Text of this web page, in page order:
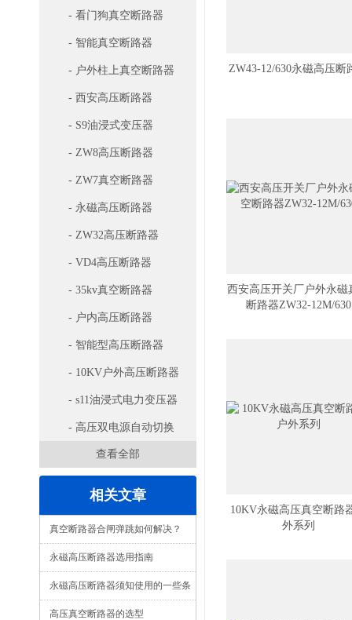
- 看门狗真空断路器
- 智能真空断路器
- 户外柱上真空断路器
- 西安高压断路器
- S9油浸式变压器
- ZW8高压断路器
- ZW7真空断路器
- 永磁高压断路器
- ZW32高压断路器
- VD4高压断路器
- 35kv真空断路器
- 户内高压断路器
- 智能型高压断路器
- 10KV户外高压断路器
- s11油浸式电力变压器
- 高压双电源自动切换
查看全部
相关文章
真空断路器合闸弹跳如何解决？
永磁高压断路器选用指南
永磁高压断路器须知使用的一些条
高压真空断路器的选型
ZW43-12/630永磁高压断
西安高压开关厂户外永磁
断路器ZW32-12M/630
10KV永磁高压真空断路
外系列